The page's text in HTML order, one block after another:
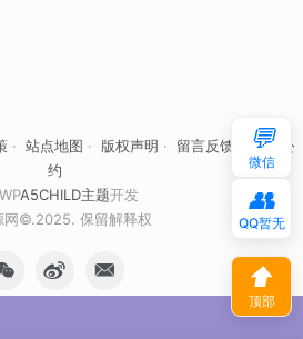
· 站点地图 · 版权声明 · 留言反馈
自律公
约
A5CHILD主题开发
网©.2025. 保留解释权
💬
微信
👥
QQ暂无
⬆
顶部